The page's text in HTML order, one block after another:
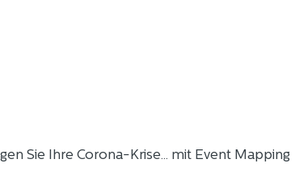
Sie Ihre Corona-Krise... mit Event Mapping